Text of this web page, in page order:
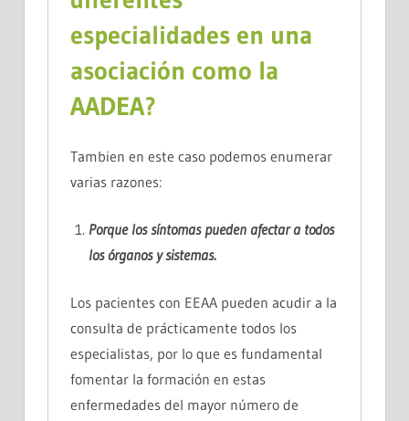
especialidades en una
asociación como la
AADEA?
Tambien en este caso podemos enumerar
varias razones:
Porque los síntomas pueden afectar a todos
los órganos y sistemas.
Los pacientes con EEAA pueden acudir a la
consulta de prácticamente todos los
especialistas, por lo que es fundamental
fomentar la formación en estas
enfermedades del mayor número de